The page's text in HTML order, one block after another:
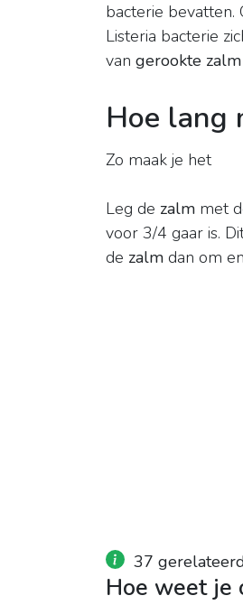
bacterie bevatten.
Listeria bacterie
van gerookte zalm
Hoe lang
Zo maak je het
Leg de zalm met
voor 3/4 gaar is.
de zalm dan om
37
Hoe weet je